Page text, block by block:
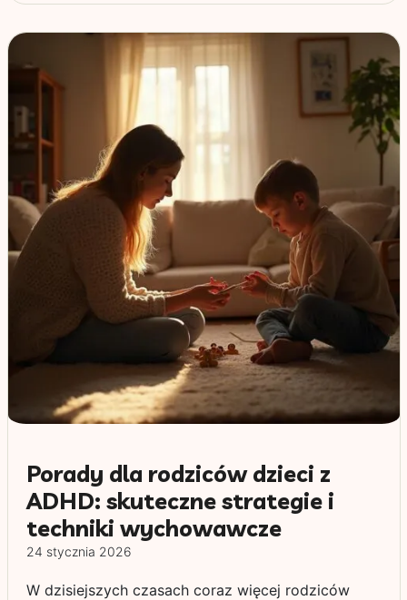
Porady dla rodziców dzieci z
ADHD: skuteczne strategie i
techniki wychowawcze
24 stycznia 2026
W dzisiejszych czasach coraz więcej rodziców